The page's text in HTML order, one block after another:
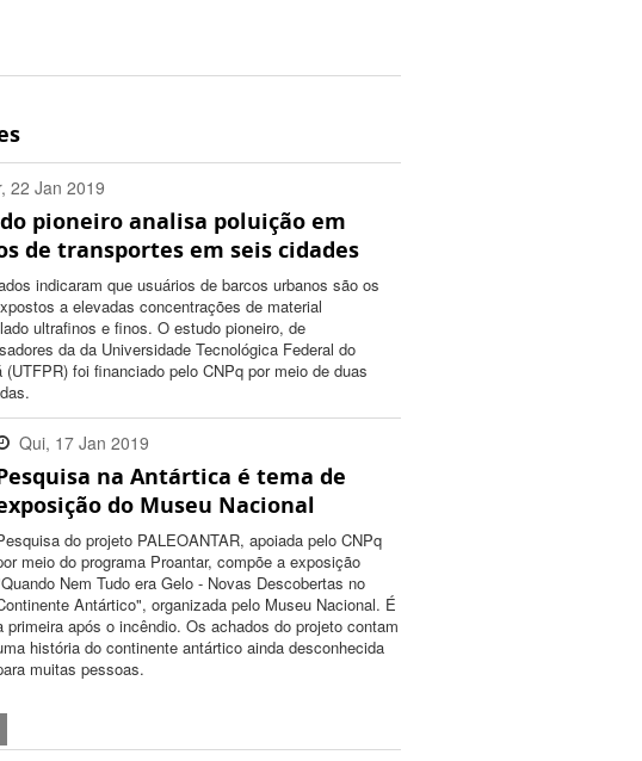
22 Jan 2019
-0200
pioneiro analisa poluição em
de transportes em seis cidades
indicaram que usuários de barcos urbanos são os
a elevadas concentrações de material
ultrafinos e finos. O estudo pioneiro, de
da da Universidade Tecnológica Federal do
(UTFPR) foi financiado pelo CNPq por meio de duas
Qui, 17 Jan 2019
18:02:00 -0200na Antártica é tema de
do Museu Nacional
do projeto PALEOANTAR, apoiada pelo CNPq
meio do programa Proantar, compõe a exposição
Nem Tudo era Gelo - Novas Descobertas no
Antártico", organizada pelo Museu Nacional. É
primeira após o incêndio. Os achados do projeto contam
história do continente antártico ainda desconhecida
muitas pessoas.